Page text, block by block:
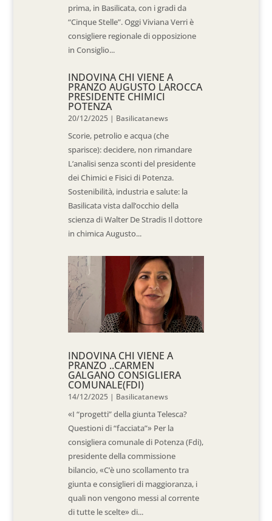
prima, in Basilicata, con i gradi da
“Cinque Stelle”. Oggi Viviana Verri è
consigliere regionale di opposizione
in Consiglio...
INDOVINA CHI VIENE A
PRANZO AUGUSTO LAROCCA
PRESIDENTE CHIMICI
POTENZA
20/12/2025 | Basilicatanews
Scorie, petrolio e acqua (che
sparisce): decidere, non rimandare
L’analisi senza sconti del presidente
dei Chimici e Fisici di Potenza.
Sostenibilità, industria e salute: la
Basilicata vista dall’occhio della
scienza di Walter De Stradis Il dottore
in chimica Augusto...
INDOVINA CHI VIENE A
PRANZO ..CARMEN
GALGANO CONSIGLIERA
COMUNALE(FDI)
14/12/2025 | Basilicatanews
«I “progetti” della giunta Telesca?
Questioni di “facciata”» Per la
consigliera comunale di Potenza (Fdi),
presidente della commissione
bilancio, «C’è uno scollamento tra
giunta e consiglieri di maggioranza, i
quali non vengono messi al corrente
di tutte le scelte» di...